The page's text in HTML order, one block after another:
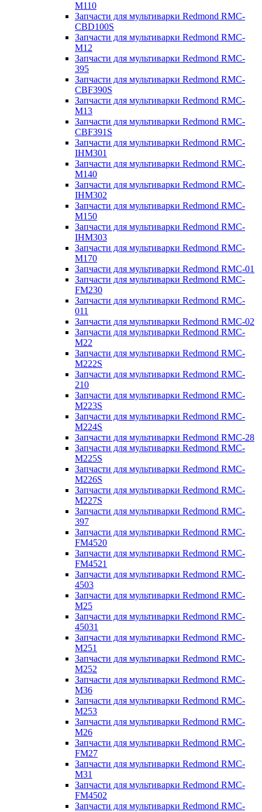
M110
Запчасти для мультиварки Redmond RMC-
CBD100S
Запчасти для мультиварки Redmond RMC-
M12
Запчасти для мультиварки Redmond RMC-
395
Запчасти для мультиварки Redmond RMC-
CBF390S
Запчасти для мультиварки Redmond RMC-
M13
Запчасти для мультиварки Redmond RMC-
CBF391S
Запчасти для мультиварки Redmond RMC-
IHM301
Запчасти для мультиварки Redmond RMC-
M140
Запчасти для мультиварки Redmond RMC-
IHM302
Запчасти для мультиварки Redmond RMC-
M150
Запчасти для мультиварки Redmond RMC-
IHM303
Запчасти для мультиварки Redmond RMC-
M170
Запчасти для мультиварки Redmond RMC-01
Запчасти для мультиварки Redmond RMC-
FM230
Запчасти для мультиварки Redmond RMC-
011
Запчасти для мультиварки Redmond RMC-02
Запчасти для мультиварки Redmond RMC-
M22
Запчасти для мультиварки Redmond RMC-
M222S
Запчасти для мультиварки Redmond RMC-
210
Запчасти для мультиварки Redmond RMC-
M223S
Запчасти для мультиварки Redmond RMC-
M224S
Запчасти для мультиварки Redmond RMC-28
Запчасти для мультиварки Redmond RMC-
M225S
Запчасти для мультиварки Redmond RMC-
M226S
Запчасти для мультиварки Redmond RMC-
M227S
Запчасти для мультиварки Redmond RMC-
397
Запчасти для мультиварки Redmond RMC-
FM4520
Запчасти для мультиварки Redmond RMC-
FM4521
Запчасти для мультиварки Redmond RMC-
4503
Запчасти для мультиварки Redmond RMC-
M25
Запчасти для мультиварки Redmond RMC-
45031
Запчасти для мультиварки Redmond RMC-
M251
Запчасти для мультиварки Redmond RMC-
M252
Запчасти для мультиварки Redmond RMC-
M36
Запчасти для мультиварки Redmond RMC-
M253
Запчасти для мультиварки Redmond RMC-
M26
Запчасти для мультиварки Redmond RMC-
FM27
Запчасти для мультиварки Redmond RMC-
M31
Запчасти для мультиварки Redmond RMC-
FM4502
Запчасти для мультиварки Redmond RMC-